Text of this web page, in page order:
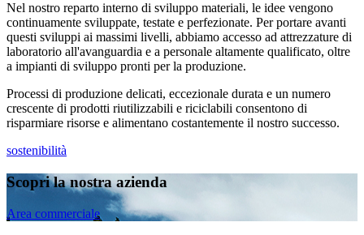
Nel nostro reparto interno di sviluppo materiali, le idee vengono
continuamente sviluppate, testate e perfezionate. Per portare avanti
questi sviluppi ai massimi livelli, abbiamo accesso ad attrezzature di
laboratorio all'avanguardia e a personale altamente qualificato, oltre
a impianti di sviluppo pronti per la produzione.
Processi di produzione delicati, eccezionale durata e un numero
crescente di prodotti riutilizzabili e riciclabili consentono di
risparmiare risorse e alimentano costantemente il nostro successo.
sostenibilità
Scopri la nostra azienda
Area commerciale